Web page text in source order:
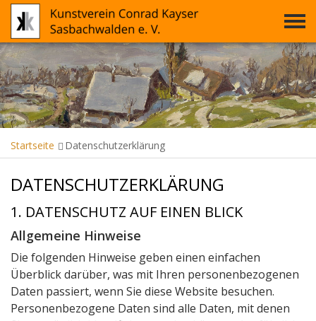
Startseite Datenschutzerklärung
DATENSCHUTZERKLÄRUNG
1. DATENSCHUTZ AUF EINEN BLICK
Allgemeine Hinweise
Die folgenden Hinweise geben einen einfachen
Überblick darüber, was mit Ihren personenbezogenen
Daten passiert, wenn Sie diese Website besuchen.
Personenbezogene Daten sind alle Daten, mit denen